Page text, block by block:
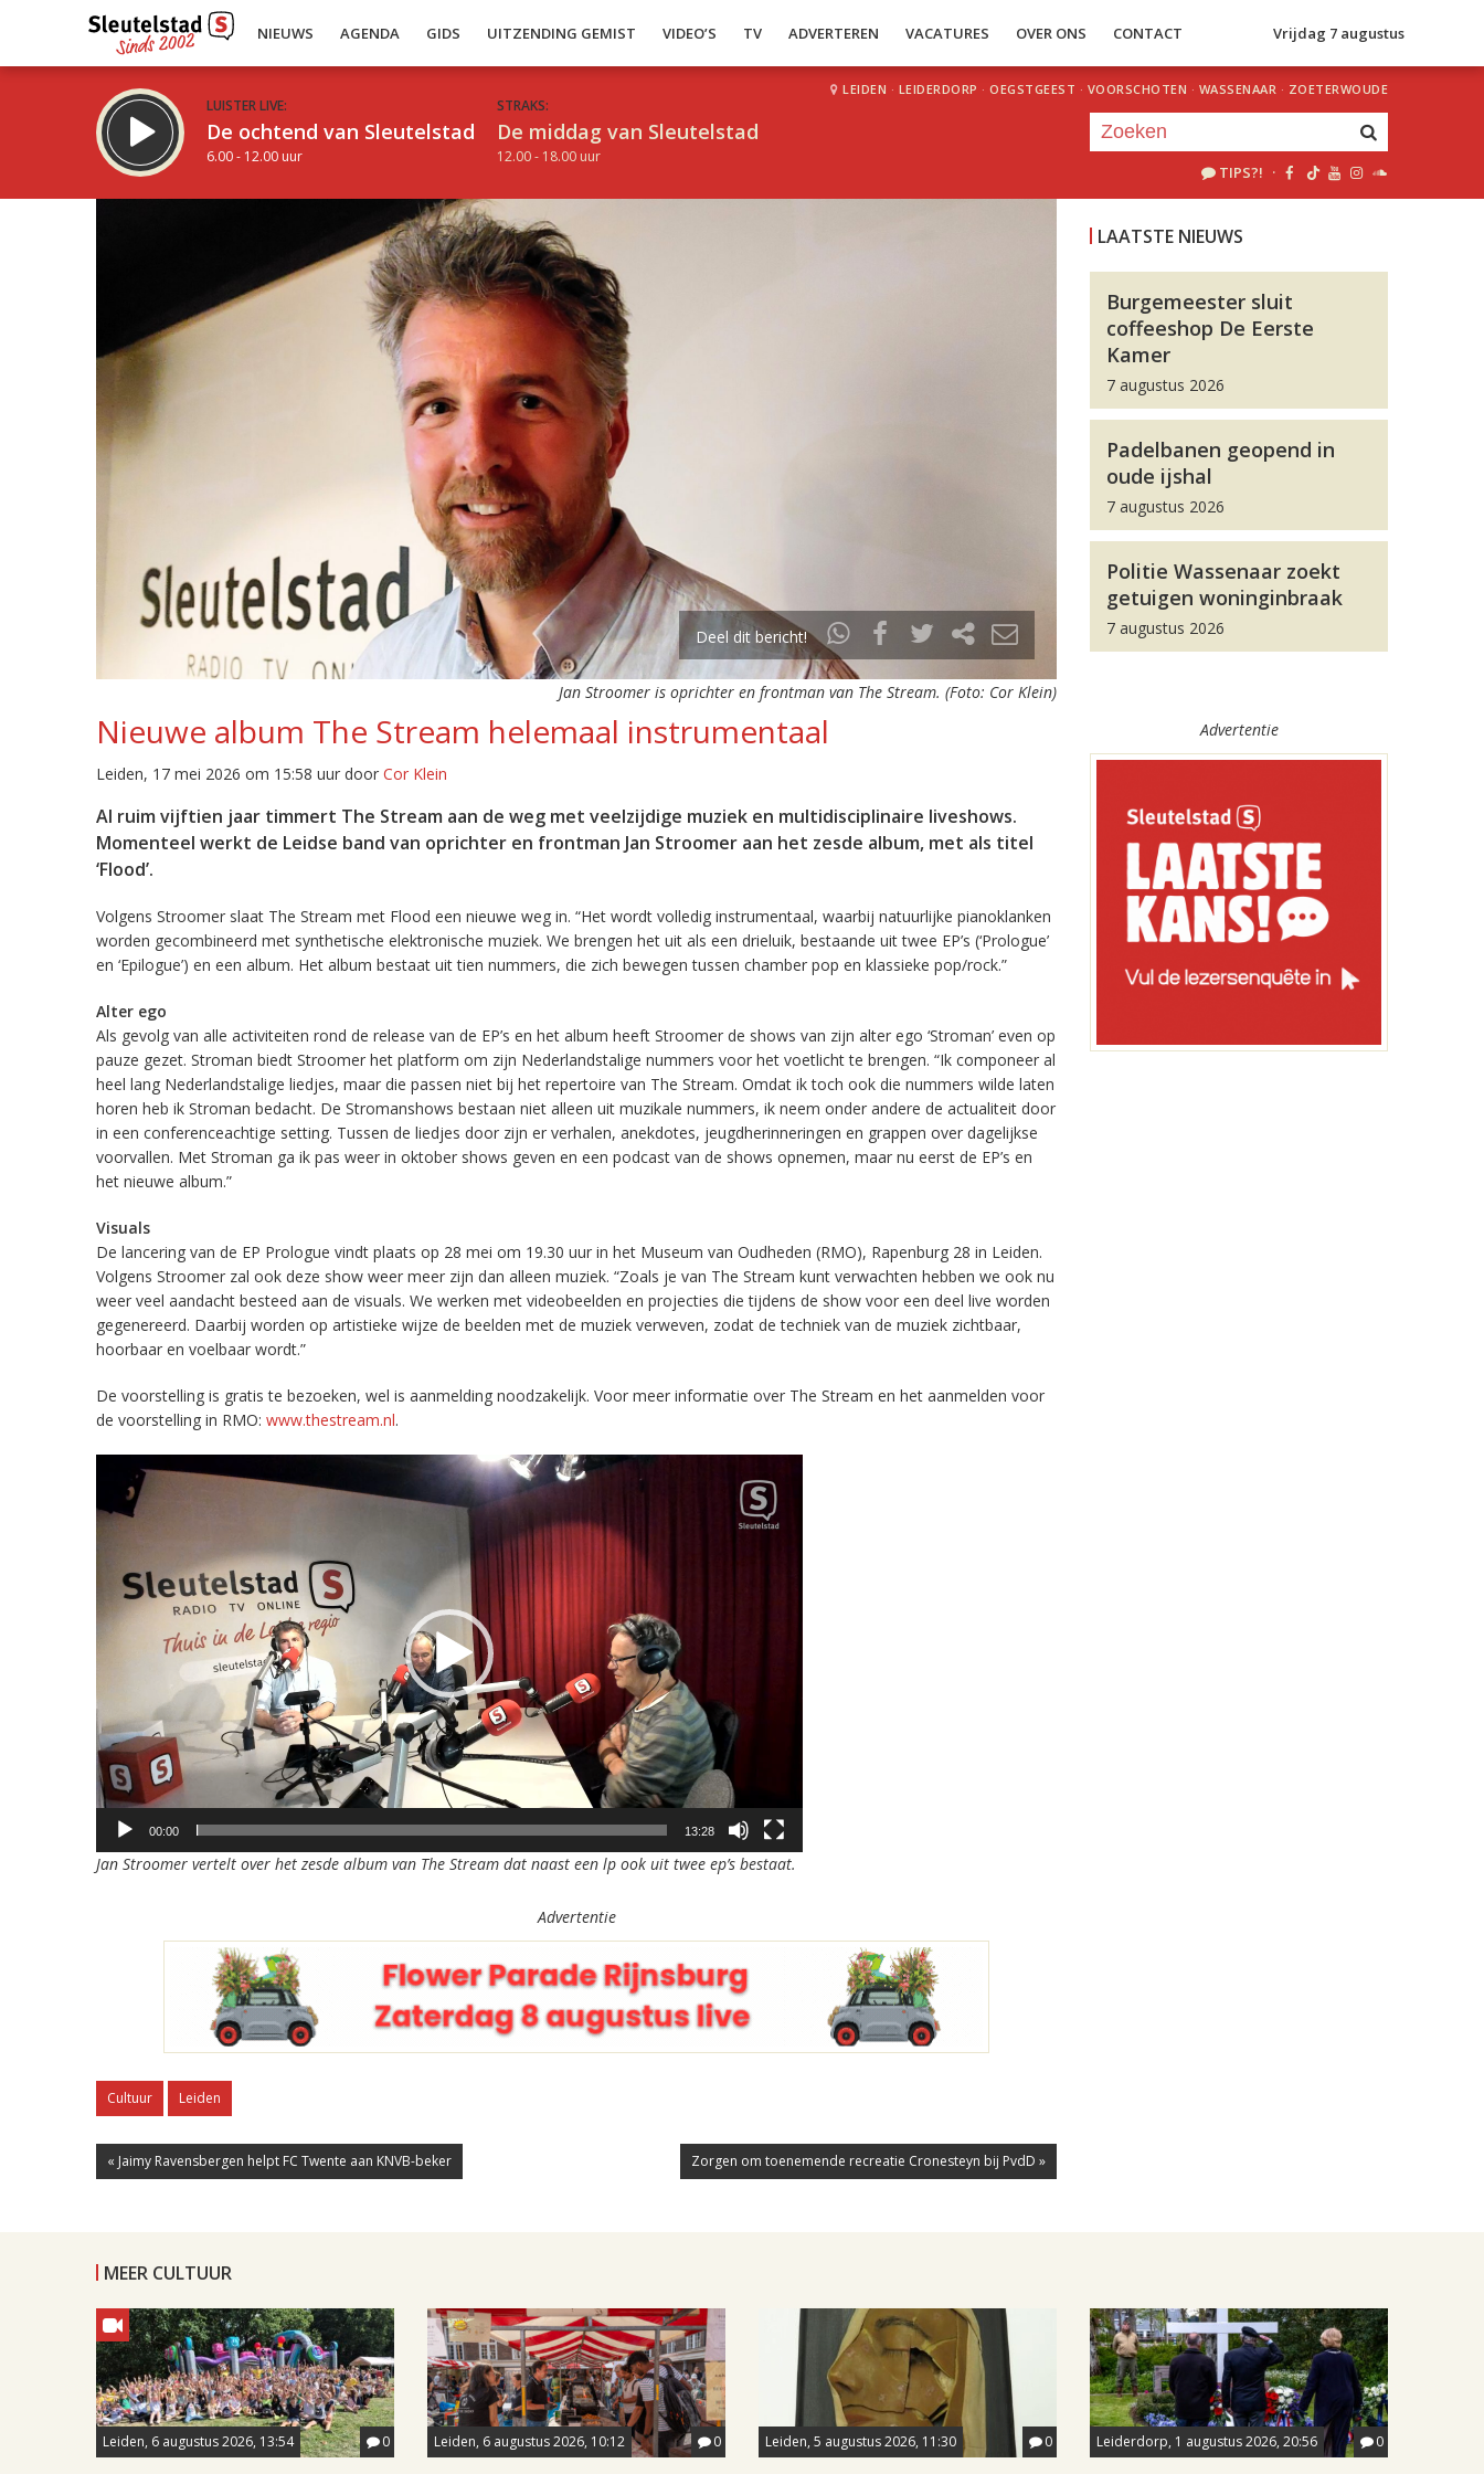
NIEUWS AGENDA GIDS UITZENDING GEMIST VIDEO’S TV ADVERTEREN VACATURES OVER ONS CONTACT Vrijdag 7 augustus
LUISTER LIVE:
De ochtend van Sleutelstad
6.00 - 12.00 uur
STRAKS:
De middag van Sleutelstad
12.00 - 18.00 uur
LEIDEN · LEIDERDORP · OEGSTGEEST · VOORSCHOTEN · WASSENAAR · ZOETERWOUDE
TIPS?! ·
Deel dit bericht!
Jan Stroomer is oprichter en frontman van The Stream. (Foto: Cor Klein)
Nieuwe album The Stream helemaal instrumentaal
Leiden, 17 mei 2026 om 15:58 uur door Cor Klein
Al ruim vijftien jaar timmert The Stream aan de weg met veelzijdige muziek en multidisciplinaire liveshows.
Momenteel werkt de Leidse band van oprichter en frontman Jan Stroomer aan het zesde album, met als titel
‘Flood’.
Volgens Stroomer slaat The Stream met Flood een nieuwe weg in. “Het wordt volledig instrumentaal, waarbij natuurlijke pianoklanken
worden gecombineerd met synthetische elektronische muziek. We brengen het uit als een drieluik, bestaande uit twee EP’s (‘Prologue’
en ‘Epilogue’) en een album. Het album bestaat uit tien nummers, die zich bewegen tussen chamber pop en klassieke pop/rock.”
Alter ego
Als gevolg van alle activiteiten rond de release van de EP’s en het album heeft Stroomer de shows van zijn alter ego ‘Stroman’ even op
pauze gezet. Stroman biedt Stroomer het platform om zijn Nederlandstalige nummers voor het voetlicht te brengen. “Ik componeer al
heel lang Nederlandstalige liedjes, maar die passen niet bij het repertoire van The Stream. Omdat ik toch ook die nummers wilde laten
horen heb ik Stroman bedacht. De Stromanshows bestaan niet alleen uit muzikale nummers, ik neem onder andere de actualiteit door
in een conferenceachtige setting. Tussen de liedjes door zijn er verhalen, anekdotes, jeugdherinneringen en grappen over dagelijkse
voorvallen. Met Stroman ga ik pas weer in oktober shows geven en een podcast van de shows opnemen, maar nu eerst de EP’s en
het nieuwe album.”
Visuals
De lancering van de EP Prologue vindt plaats op 28 mei om 19.30 uur in het Museum van Oudheden (RMO), Rapenburg 28 in Leiden.
Volgens Stroomer zal ook deze show weer meer zijn dan alleen muziek. “Zoals je van The Stream kunt verwachten hebben we ook nu
weer veel aandacht besteed aan de visuals. We werken met videobeelden en projecties die tijdens de show voor een deel live worden
gegenereerd. Daarbij worden op artistieke wijze de beelden met de muziek verweven, zodat de techniek van de muziek zichtbaar,
hoorbaar en voelbaar wordt.”
De voorstelling is gratis te bezoeken, wel is aanmelding noodzakelijk. Voor meer informatie over The Stream en het aanmelden voor
de voorstelling in RMO: www.thestream.nl.
Videospeler
00:00 13:28
Jan Stroomer vertelt over het zesde album van The Stream dat naast een lp ook uit twee ep’s bestaat.
Advertentie
Cultuur Leiden
« Jaimy Ravensbergen helpt FC Twente aan KNVB-beker Zorgen om toenemende recreatie Cronesteyn bij PvdD »
LAATSTE NIEUWS
Burgemeester sluit
coffeeshop De Eerste
Kamer
7 augustus 2026
Padelbanen geopend in
oude ijshal
7 augustus 2026
Politie Wassenaar zoekt
getuigen woninginbraak
7 augustus 2026
Advertentie
MEER CULTUUR
Leiden, 6 augustus 2026, 13:54 0 Leiden, 6 augustus 2026, 10:12 0 Leiden, 5 augustus 2026, 11:30 0 Leiderdorp, 1 augustus 2026, 20:56 0